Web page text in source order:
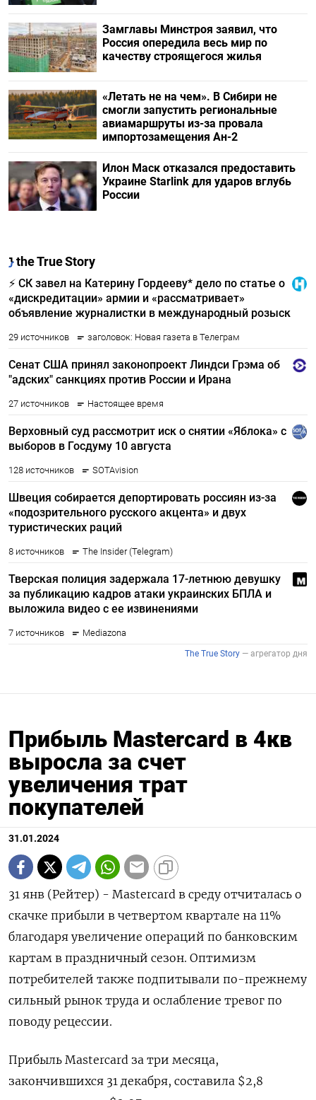
Замглавы Минстроя заявил, что
Россия опередила весь мир по
качеству строящегося жилья
«Летать не на чем». В Сибири не
смогли запустить региональные
авиамаршруты из-за провала
импортозамещения Ан-2
Илон Маск отказался предоставить
Украине Starlink для ударов вглубь
России
Прибыль Mastercard в 4кв
выросла за счет
увеличения трат
покупателей
31.01.2024
31 янв (Рейтер) - Mastercard в среду отчиталась о
скачке прибыли в четвертом квартале на 11%
благодаря увеличение операций по банковским
картам в праздничный сезон. Оптимизм
потребителей также подпитывали по-прежнему
сильный рынок труда и ослабление тревог по
поводу рецессии.
Прибыль Mastercard за три месяца,
закончившихся 31 декабря, составила $2,8